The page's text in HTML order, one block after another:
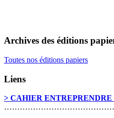
Archives des éditions
Toutes nos éditions papiers
Liens
> CAHIER ENTREPRENDRE